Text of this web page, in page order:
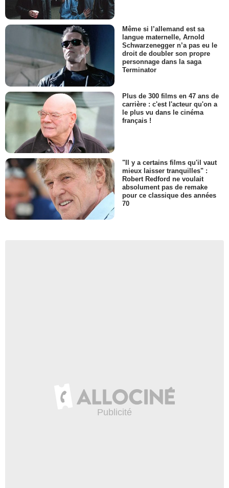
Même si l’allemand est sa
langue maternelle, Arnold
Schwarzenegger n’a pas eu le
droit de doubler son propre
personnage dans la saga
Terminator
Plus de 300 films en 47 ans de
carrière : c'est l'acteur qu'on a
le plus vu dans le cinéma
français !
"Il y a certains films qu'il vaut
mieux laisser tranquilles" :
Robert Redford ne voulait
absolument pas de remake
pour ce classique des années
70